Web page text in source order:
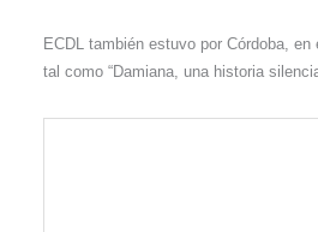
ECDL también estuvo por Córdoba,
tal como “Damiana, una historia